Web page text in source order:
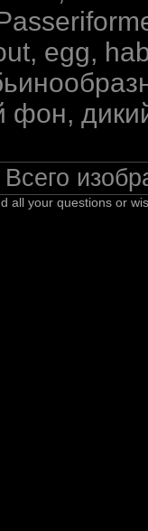
egg,
фон,
Всего
all your questions or